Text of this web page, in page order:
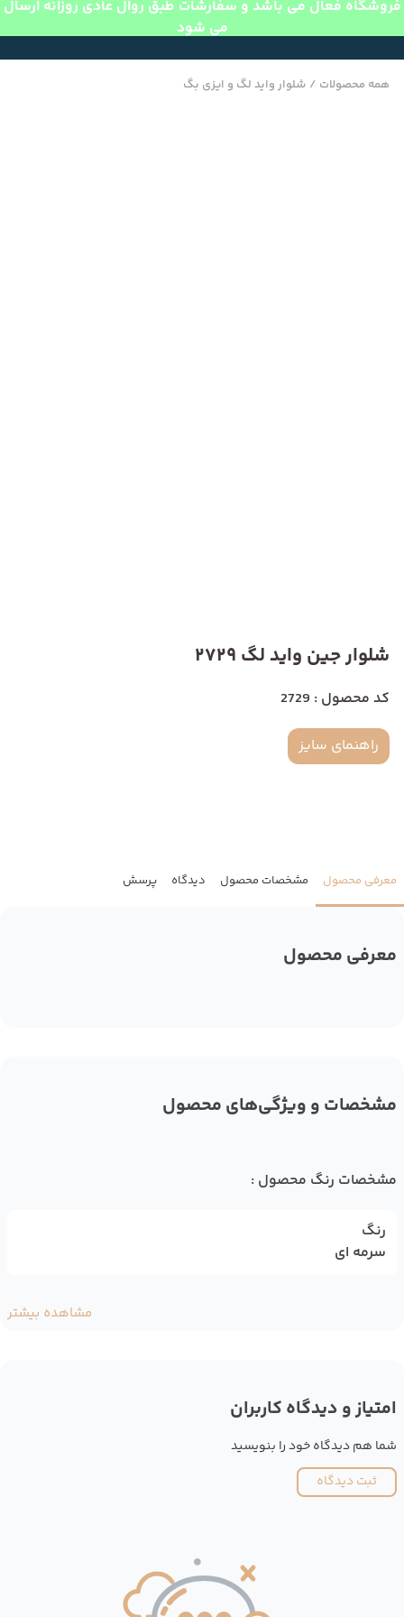
فروشگاه فعال می باشد و سفارشات طبق روال عادی روزانه ارسال
می شود
همه محصولات / شلوار واید لگ و ایزی بگ
شلوار جین واید لگ 2729
کد محصول : 2729
راهنمای سایز
معرفی محصول مشخصات محصول دیدگاه پرسش
معرفی محصول
مشخصات و ویژگی‌های محصول
مشخصات رنگ محصول :
رنگ
سرمه ای
مشاهده بیشتر
امتیاز و دیدگاه کاربران
شما هم دیدگاه خود را بنویسید
ثبت دیدگاه